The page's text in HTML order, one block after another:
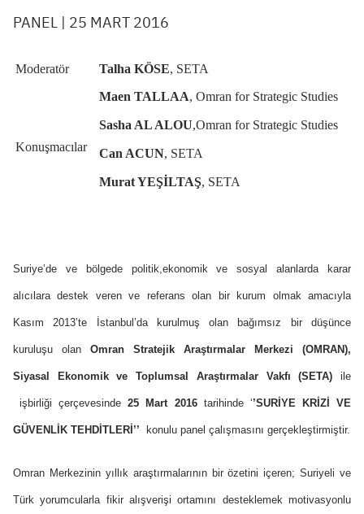
PANEL | 25 MART 2016
Moderatör Talha KÖSE, SETA
Konuşmacılar
Maen TALLAA, Omran for Strategic Studies
Sasha AL ALOU,Omran for Strategic Studies
Can ACUN, SETA
Murat YEŞİLTAŞ, SETA
Suriye’de ve bölgede politik,ekonomik ve sosyal alanlarda karar
alıcılara destek veren ve referans olan bir kurum olmak amacıyla
Kasım 2013’te İstanbul’da kurulmuş olan bağımsız bir düşünce
kuruluşu olan Omran Stratejik Araştırmalar Merkezi (OMRAN),
Siyasal Ekonomik ve Toplumsal Araştırmalar Vakfı (SETA) ile
işbirliği çerçevesinde25 Mart 2016tarihinde ‘’SURİYE KRİZİ VE
GÜVENLİK TEHDİTLERİ’’ konulu panel çalışmasını gerçekleştirmiştir.
Omran Merkezinin yıllık araştırmalarının bir özetini içeren; Suriyeli ve
Türk yorumcularla fikir alışverişi ortamını desteklemek motivasyonlu